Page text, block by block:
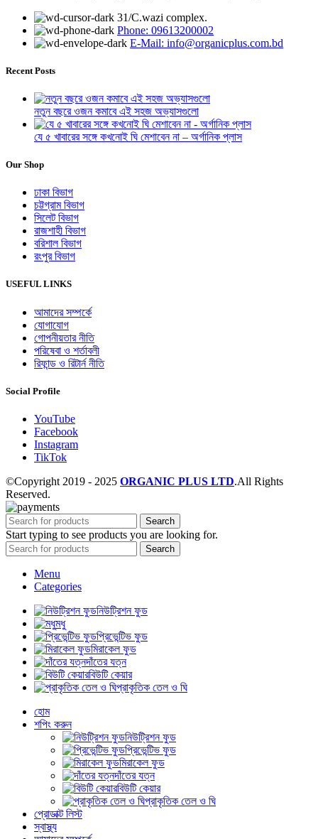
31/C.wazi complex.
Phone: 09613200002
E-Mail: info@organicplus.com.bd
Recent Posts
নতুন বছরে ওজন কমাবে এই সহজ অভ্যাসগুলো
যে ৫ খাবারের সঙ্গে কখনোই ঘি মেশাবেন না – অর্গানিক প্লাস
Our Shop
ঢাকা বিভাগ
চট্টগ্রাম বিভাগ
সিলেট বিভাগ
রাজশাহী বিভাগ
বরিশাল বিভাগ
রংপুর বিভাগ
USEFUL LINKS
আমাদের সম্পর্কে
যোগাযোগ
গোপনীয়তার নীতি
পরিষেবা ও শর্তাবলী
রিফান্ড ও রিটার্ন নীতি
Social Profile
YouTube
Facebook
Instagram
TikTok
©Copyright 2019 - 2025 ORGANIC PLUS LTD.All Rights
Reserved.
Search
Start typing to see products you are looking for.
Search
Menu
Categories
নিউট্রিশন ফুড
মধু
প্রিভেন্টিভ ফুড
মিরাকেল ফুড
দাঁতের যত্ন
বিউটি কেয়ার
প্রাকৃতিক তেল ও ঘি
হোম
শপিং করুন
নিউট্রিশন ফুড
প্রিভেন্টিভ ফুড
মিরাকেল ফুড
দাঁতের যত্ন
বিউটি কেয়ার
প্রাকৃতিক তেল ও ঘি
প্রোডাক্ট লিস্ট
স্বাস্থ্য